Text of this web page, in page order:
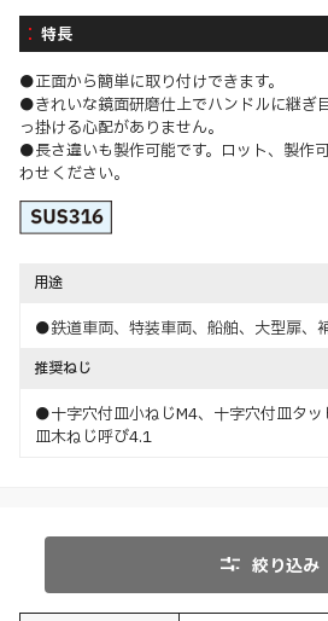
特長
●正面から簡単に取り付けできます。
●きれいな鏡面研磨仕上でハンドルに継ぎ
っ掛ける心配がありません。
●長さ違いも製作可能です。ロット、製作
わせください。
用途
●鉄道車両、特装車両、船舶、大型扉、
推奨ねじ
●十字穴付皿小ねじM4、十字穴付皿タ
皿木ねじ呼び4.1
絞り込み